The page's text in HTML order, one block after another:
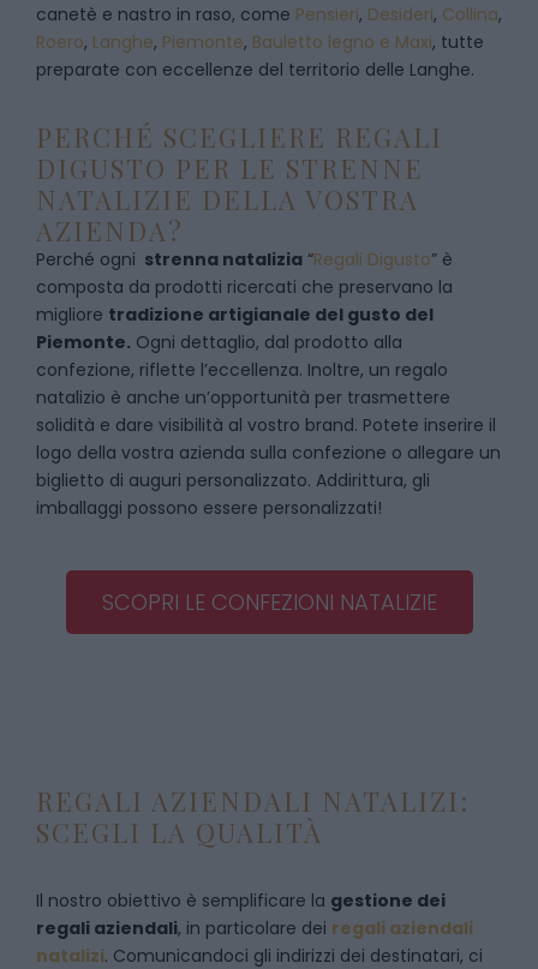
canetè e nastro in raso, come Pensieri, Desideri, Collina,
Roero, Langhe, Piemonte, Bauletto legno e Maxi, tutte
preparate con eccellenze del territorio delle Langhe.
PERCHÉ SCEGLIERE REGALI
DIGUSTO PER LE STRENNE
NATALIZIE DELLA VOSTRA
AZIENDA?
Perché ogni strenna natalizia “Regali Digusto” è
composta da prodotti ricercati che preservano la
migliore tradizione artigianale del gusto del
Piemonte. Ogni dettaglio, dal prodotto alla
confezione, riflette l’eccellenza. Inoltre, un regalo
natalizio è anche un’opportunità per trasmettere
solidità e dare visibilità al vostro brand. Potete inserire il
logo della vostra azienda sulla confezione o allegare un
biglietto di auguri personalizzato. Addirittura, gli
imballaggi possono essere personalizzati!
SCOPRI LE CONFEZIONI NATALIZIE
REGALI AZIENDALI NATALIZI:
SCEGLI LA QUALITÀ
Il nostro obiettivo è semplificare la gestione dei
regali aziendali, in particolare dei regali aziendali
natalizi. Comunicandoci gli indirizzi dei destinatari, ci